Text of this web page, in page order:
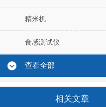
精米机
食感测试仪
查看全部
相关文章